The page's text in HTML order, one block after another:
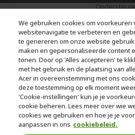
Gratis
bezorging
aankoop
© 2026 Acer Inc.
CPYou BV is de erkende reseller van de
in deze winkel worden aangeboden.
We gebruiken cookies om voorkeuren
websitenavigatie te verbeteren en
te genereren om onze website
maken en gepersonaliseerde content
tonen. Door op 'Alles accepteren' te
met het gebruik en de plaatsing van
Acer in overeenstemming met ons
deze toestemming op elk moment
'Cookie-instellingen' kun je je
cookie beheren. Lees meer over wie
cookies we gebruiken en hoe je je
aanpassen in ons cookiebeleid.